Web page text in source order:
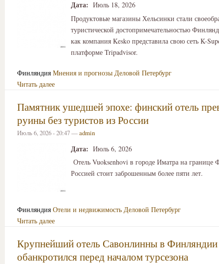
Дата: Июль 18, 2026
Продуктовые магазины Хельсинки стали
туристической достопримечательностью
как компания Kesko представила свою сеть K-
платформе Tripadvisor.
Финляндия Мнения и прогнозы Деловой Петербург
Читать далее
Памятник ушедшей эпохе: финский отель
руины без туристов из России
Июль 6, 2026 - 20:47 —admin
Дата: Июль 6, 2026
Отель Vuoksenhovi в городе Иматра на границе
Россией стоит заброшенным более пяти лет.
Финляндия Отели и недвижимость Деловой Петербург
Читать далее
Крупнейший отель Савонлинны в Финляндии
обанкротился перед началом турсезона